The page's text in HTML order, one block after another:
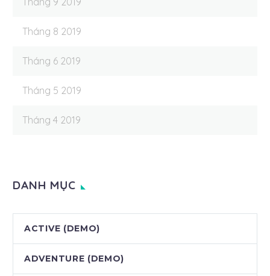
Tháng 8 2019
Tháng 6 2019
Tháng 5 2019
Tháng 4 2019
DANH MỤC
ACTIVE (DEMO)
ADVENTURE (DEMO)